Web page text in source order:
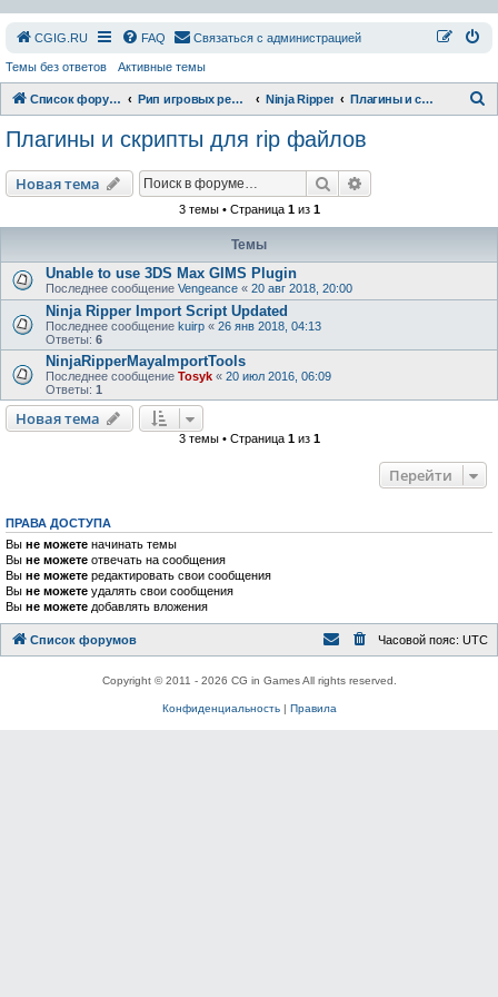
СGIG.RU FAQ Связаться с администрацией
Темы без ответов Активные темы
Список форумов Рип игровых ресурсов Ninja Ripper Плагины и скрипты для rip файлов
Плагины и скрипты для rip файлов
Новая тема Поиск
3 темы • Страница 1из 1
Темы
Unable to use 3DS Max GIMS Plugin
Последнее сообщение Vengeance « 20 авг 2018, 20:00
Ninja Ripper Import Script Updated
Последнее сообщение kuirp « 26 янв 2018, 04:13
Ответы: 6
NinjaRipperMayaImportTools
Последнее сообщение Tosyk « 20 июл 2016, 06:09
Ответы: 1
Новая тема
3 темы • Страница 1из 1
Перейти
ПРАВА ДОСТУПА
Вы не можете начинать темы
Вы не можете отвечать на сообщения
Вы не можете редактировать свои сообщения
Вы не можете удалять свои сообщения
Вы не можете добавлять вложения
Список форумов Часовой пояс: UTC
Copyright © 2011 - 2026 CG in Games All rights reserved.
Конфиденциальность| Правила